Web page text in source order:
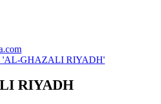
'AL-GHAZALI RIYADH'
RIYADH